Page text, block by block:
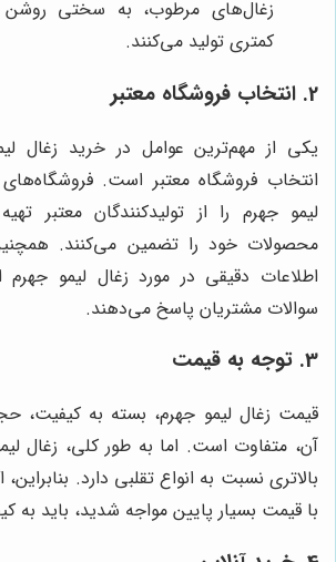
زغال‌های مرطوب، به سختی
کمتری تولید می‌کنند.
2. انتخاب فروشگاه معتبر
یکی از مهم‌ترین عوامل در خرید زغال
انتخاب فروشگاه معتبر است. فروشگاه‌های
لیمو جهرم را از تولیدکنندگان معتبر
محصولات خود را تضمین می‌کنند.
اطلاعات دقیقی در مورد زغال لیمو
سوالات مشتریان پاسخ می‌دهند.
3. توجه به قیمت
قیمت زغال لیمو جهرم، بسته به کیفیت،
آن، متفاوت است. اما به طور کلی، زغال
بالاتری نسبت به انواع تقلبی دارد. بنابراین،
با قیمت بسیار پایین مواجه شدید، باید